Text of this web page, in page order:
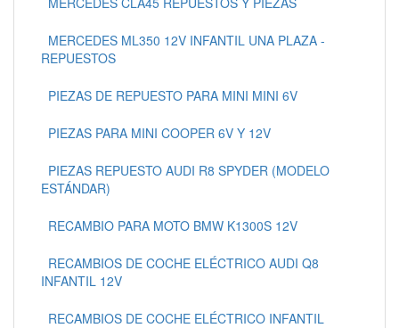
MERCEDES ML350 12V INFANTIL UNA PLAZA -
REPUESTOS
PIEZAS DE REPUESTO PARA MINI MINI 6V
PIEZAS PARA MINI COOPER 6V Y 12V
PIEZAS REPUESTO AUDI R8 SPYDER (MODELO
ESTÁNDAR)
RECAMBIO PARA MOTO BMW K1300S 12V
RECAMBIOS DE COCHE ELÉCTRICO AUDI Q8
INFANTIL 12V
RECAMBIOS DE COCHE ELÉCTRICO INFANTIL